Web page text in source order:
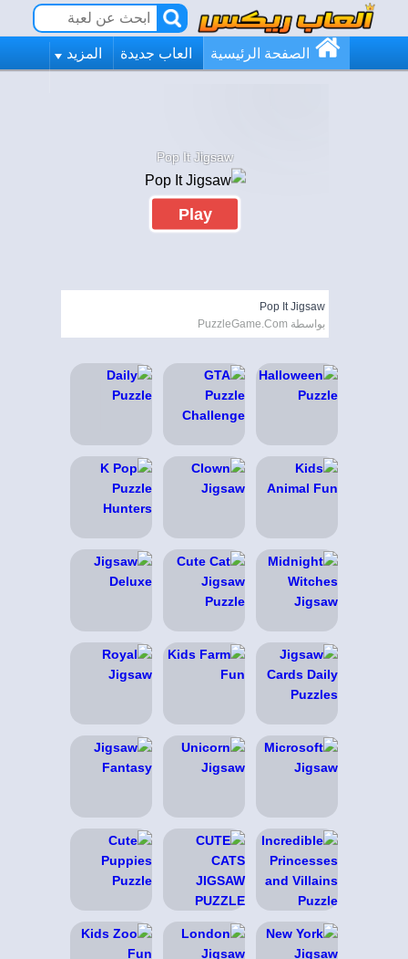
الصفحة الرئيسية العاب جديدة المزيد
Pop It Jigsaw
Play
Pop It Jigsaw
بواسطة PuzzleGame.Com